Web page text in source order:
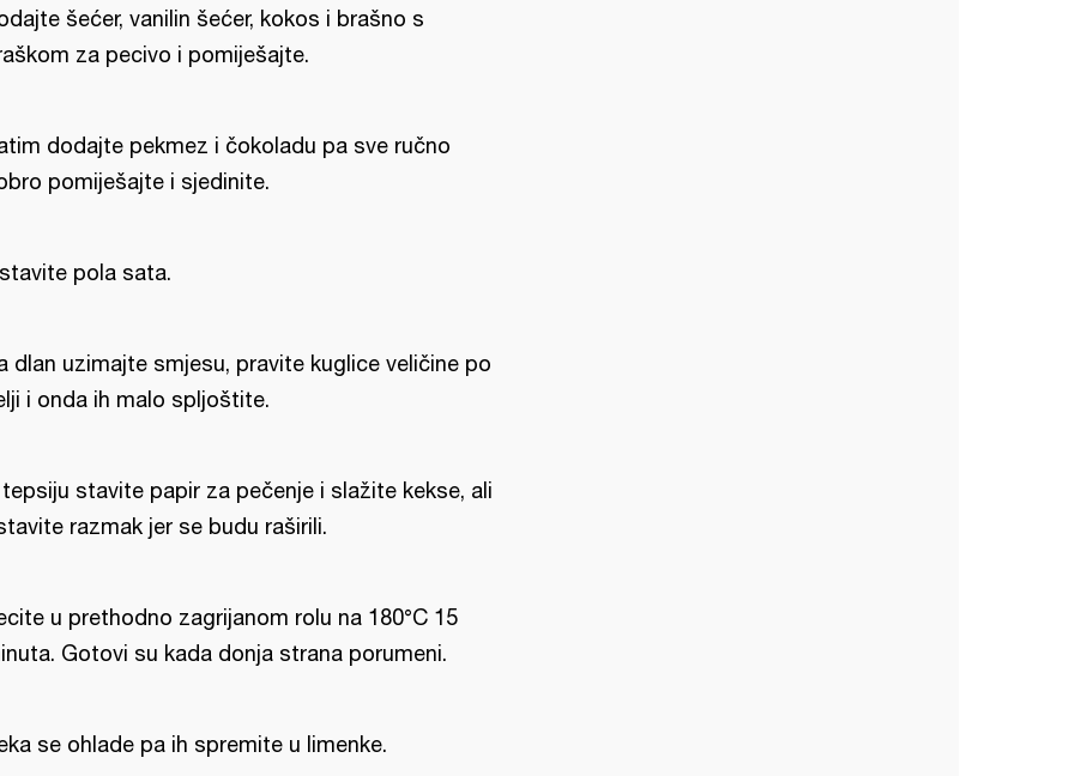
šećer, vanilin šećer, kokos i brašno s
za pecivo i pomiješajte.
dodajte pekmez i čokoladu pa sve ručno
pomiješajte i sjedinite.
pola sata.
dlan uzimajte smjesu, pravite kuglice veličine po
i onda ih malo spljoštite.
tepsiju stavite papir za pečenje i slažite kekse, ali
razmak jer se budu raširili.
u prethodno zagrijanom rolu na 180°C 15
Gotovi su kada donja strana porumeni.
se ohlade pa ih spremite u limenke.